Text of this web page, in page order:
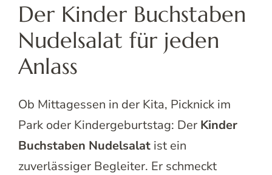
Der Kinder Buchstaben
Nudelsalat für jeden
Anlass
Ob Mittagessen in der Kita, Picknick im
Park oder Kindergeburtstag: Der Kinder
Buchstaben Nudelsalat ist ein
zuverlässiger Begleiter. Er schmeckt